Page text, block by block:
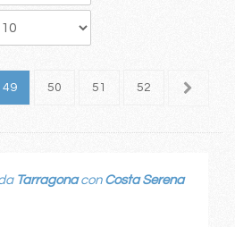
49 50 51 52 53
Tarragonacon Costa Serena